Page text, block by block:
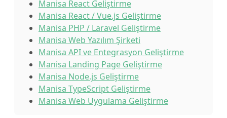
Manisa React Geliştirme
Manisa React / Vue.js Geliştirme
Manisa PHP / Laravel Geliştirme
Manisa Web Yazılım Şirketi
Manisa API ve Entegrasyon Geliştirme
Manisa Landing Page Geliştirme
Manisa Node.js Geliştirme
Manisa TypeScript Geliştirme
Manisa Web Uygulama Geliştirme